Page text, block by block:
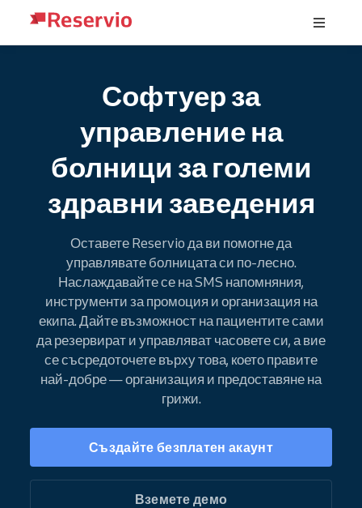
Софтуер за
управление на
болници за големи
здравни заведения
Оставете Reservio да ви помогне да
управлявате болницата си по-лесно.
Наслаждавайте се на SMS напомняния,
инструменти за промоция и организация на
екипа. Дайте възможност на пациентите сами
да резервират и управляват часовете си, а вие
се съсредоточете върху това, което правите
най-добре — организация и предоставяне на
грижи.
Създайте безплатен акаунт
Вземете демо